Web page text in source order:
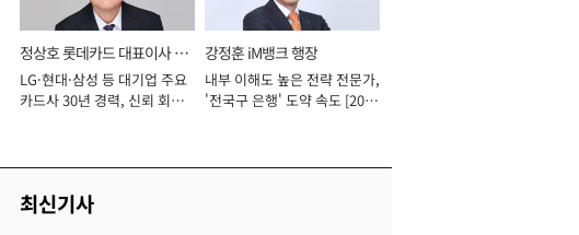
정상호 롯데카드 대표이사 사
장
LG·현대·삼성 등 대기업 주요
카드사 30년 경력, 신뢰 회복
강정훈 iM뱅크 행장
내부 이해도 높은 전략 전문가,
'전국구 은행' 도약 속도 [2026
최신기사